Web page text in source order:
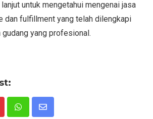
untuk mengetahui mengenai jasa
dan fulfillment yang telah dilengkapi
gudang yang profesional.
WhatsappShare